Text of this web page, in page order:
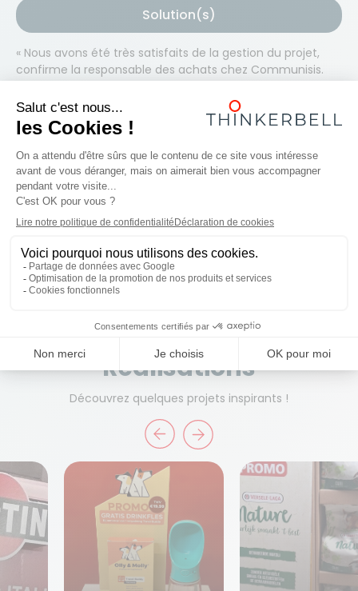
Solution(s)
« Nous avons été très satisfaits de la gestion du projet,
confirme la responsable des achats chez Communisis.
de communication et de la qualité des meubles. Bacardi
a vraiment apprécié la livraison et l’installation rapide en
magasin ainsi que le très beau rendu des displays ».
Lire aussi
Prêt à travailler ensemble ?
Commencez un projet
Réalisations
Découvrez quelques projets inspirants !